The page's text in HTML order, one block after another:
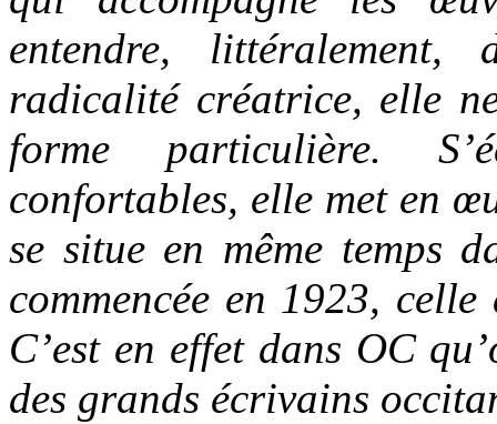
entendre,
radicalité créatrice, elle
forme particulière.
confortables, elle met en
se situe en même temps
commencée en 1923,
C’est en effet dans OC
des grands écrivains